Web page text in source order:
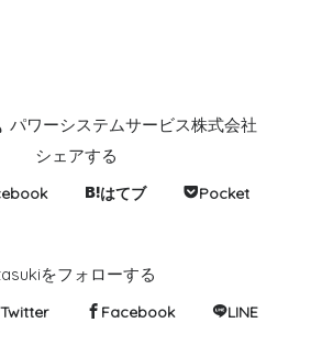
パワーシステムサービス株式会社
シェアする
はてブ Pocket
をフォローする
Twitter Facebook LINE